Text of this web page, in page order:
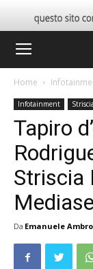
Home
Infotainment
Tapiro
Striscia
Da Emanuele